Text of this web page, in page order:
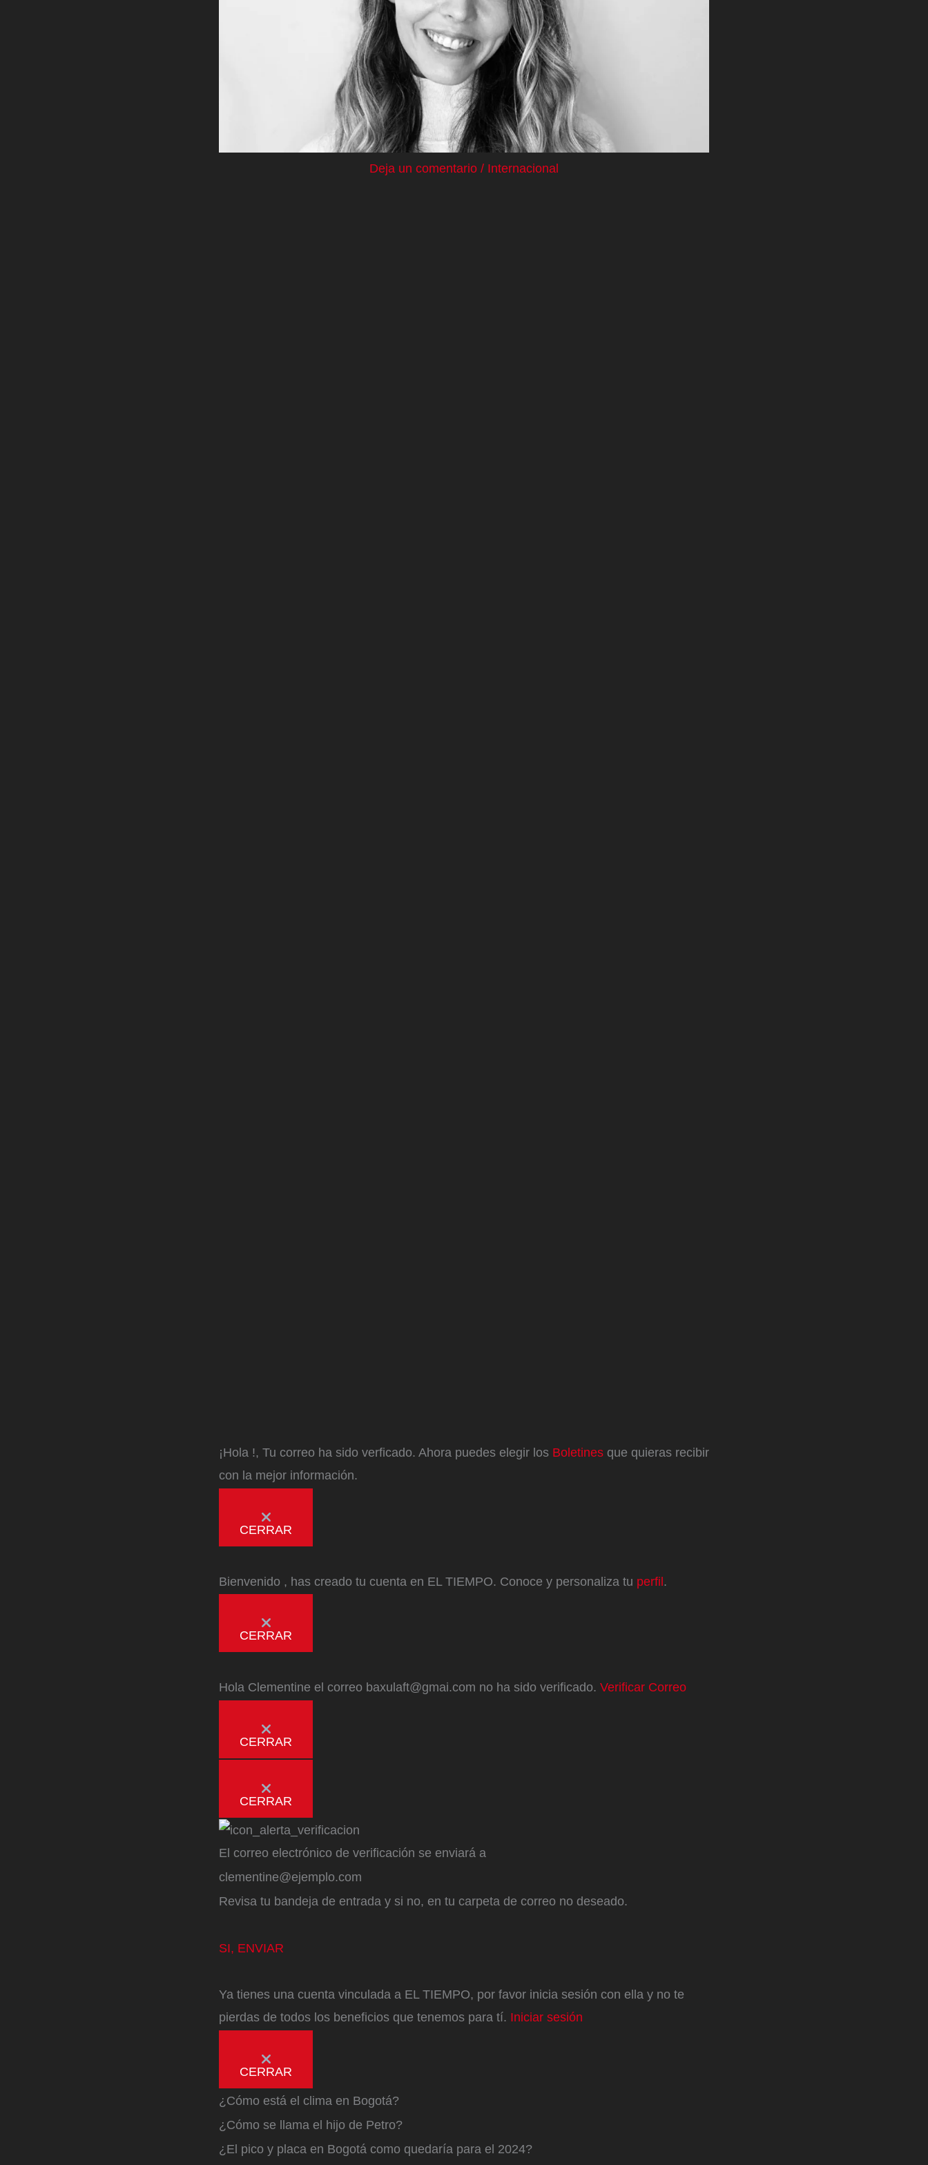
Deja un comentario / Internacional
¡Hola !, Tu correo ha sido verficado. Ahora puedes elegir los Boletines que quieras recibir
con la mejor información.
CERRAR
Bienvenido , has creado tu cuenta en EL TIEMPO. Conoce y personaliza tu perfil.
CERRAR
Hola Clementine el correo baxulaft@gmai.com no ha sido verificado. Verificar Correo
CERRAR
CERRAR
El correo electrónico de verificación se enviará a
clementine@ejemplo.com
Revisa tu bandeja de entrada y si no, en tu carpeta de correo no deseado.
SI, ENVIAR
Ya tienes una cuenta vinculada a EL TIEMPO, por favor inicia sesión con ella y no te
pierdas de todos los beneficios que tenemos para tí. Iniciar sesión
CERRAR
¿Cómo está el clima en Bogotá?
¿Cómo se llama el hijo de Petro?
¿El pico y placa en Bogotá como quedaría para el 2024?